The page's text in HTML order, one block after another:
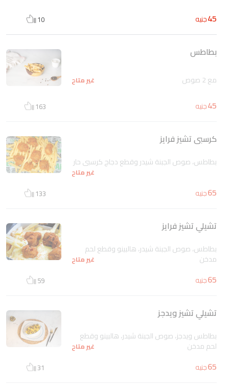
45جنيه 10
بطاطس
مع 2 صوص غير متاح
45جنيه 163
كرسبى تشيز فرايز
بطاطس، صوص الجبنة شيدر وقطع دجاج كرسبى حار
غير متاح
65جنيه 133
تشيلي تشيز فرايز
بطاطس، صوص الجبنة شيدر، هالبينو وقطع لحم
مدخن غير متاح
65جنيه 59
تشيلي تشيز ويدجز
بطاطس ويدجز، صوص الجبنة شيدر، هالبينو وقطع
لحم مدخن غير متاح
65جنيه 31